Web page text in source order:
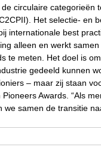
circulaire
Het selectie- en
internationale best
alleen en werkt
te meten. Het doel is
gedeeld kunnen
– maar zij staan
Awards. “Als
samen de transitie